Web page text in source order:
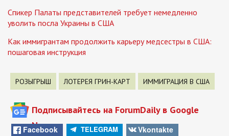
Спикер Палаты представителей требует немедленно
уволить посла Украины в США
Как иммигрантам продолжить карьеру медсестры в США:
пошаговая инструкция
РОЗЫГРЫШ ЛОТЕРЕЯ ГРИН-КАРТ ИММИГРАЦИЯ В США
Подписывайтесь на ForumDaily в Google
News
Facebook TELEGRAM Vkontakte